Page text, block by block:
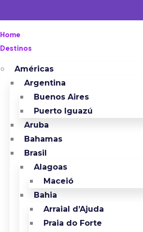
Home
Destinos
Américas
Argentina
Buenos Aires
Puerto Iguazú
Aruba
Bahamas
Brasil
Alagoas
Maceió
Bahia
Arraial d’Ajuda
Praia do Forte